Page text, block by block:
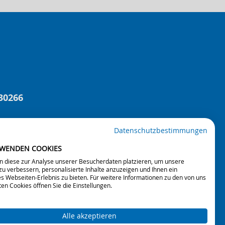
Veranstaltungen und Projekten.
Datenschutzbestimmungen
COOKIES
diese zur Analyse unserer Besucherdaten platzieren, um unsere
verbessern, personalisierte Inhalte anzuzeigen und Ihnen ein
Webseiten-Erlebnis zu bieten. Für weitere Informationen zu den von uns
Cookies öffnen Sie die Einstellungen.
Alle akzeptieren